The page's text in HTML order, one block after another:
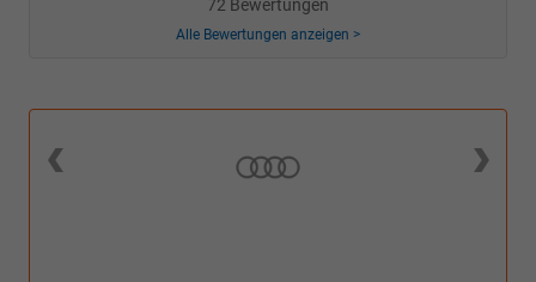
72 Bewertungen
Alle Bewertungen anzeigen >